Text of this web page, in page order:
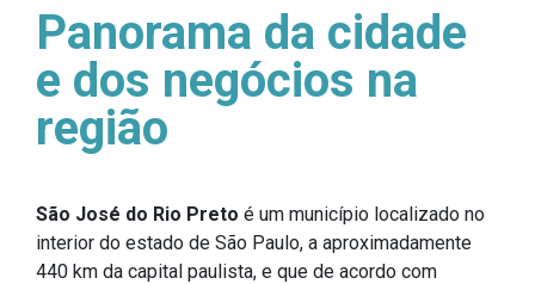
Panorama da cidade
e dos negócios na
região
São José do Rio Preto é um município localizado no
interior do estado de São Paulo, a aproximadamente
440 km da capital paulista, e que de acordo com